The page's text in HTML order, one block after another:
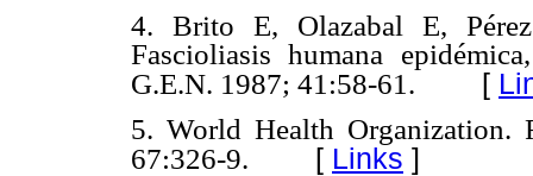
4. Brito E, Olazabal E,
Fascioliasis humana
G.E.N. 1987; 41:58-61. [
5. World Health Organization.
67:326-9. [ Links ]